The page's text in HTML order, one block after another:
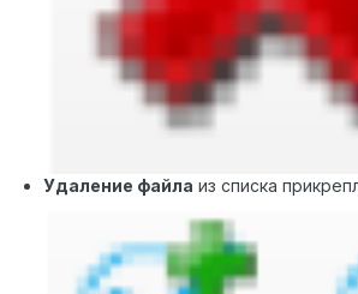
Удаление файла из списка